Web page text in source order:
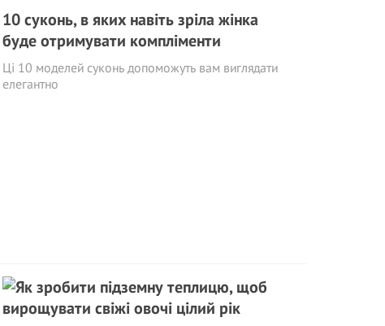
10 суконь, в яких навіть зріла жінка
буде отримувати компліменти
Ці 10 моделей суконь допоможуть вам виглядати
елегантно